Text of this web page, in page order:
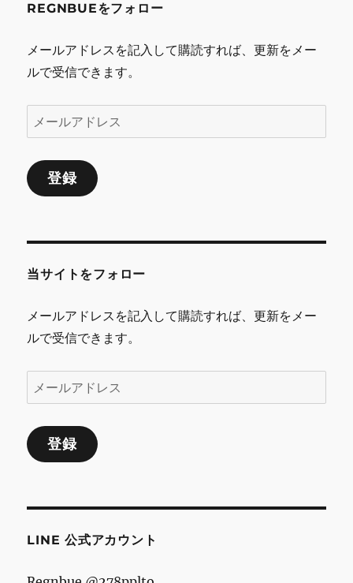
REGNBUEをフォロー
メールアドレスを記入して購読すれば、更新をメー
ルで受信できます。
ー
ル
ア
ス
登録
当サイトをフォロー
メールアドレスを記入して購読すれば、更新をメー
ルで受信できます。
ー
ル
ア
ス
登録
LINE 公式アカウント